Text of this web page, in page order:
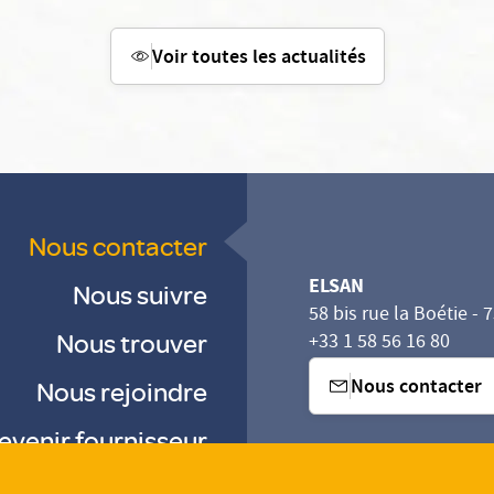
paramètres de confidentialité, en garantissant la
Voir toutes les actualités
Nous contacter
Nous suivre
Nous trouver
Nous rejoindre
fournisseur
ELSAN
58 bis rue la Boétie -
+33 1 58 56 16 80
Nous contacter